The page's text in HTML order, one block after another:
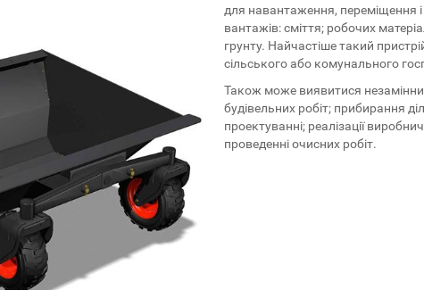
для навантаження, переміщення
вантажів: сміття; робочих
грунту. Найчастіше такий
сільського або комунального
Також може виявитися
будівельних робіт; прибирання
проектуванні; реалізації
проведенні очисних робіт.